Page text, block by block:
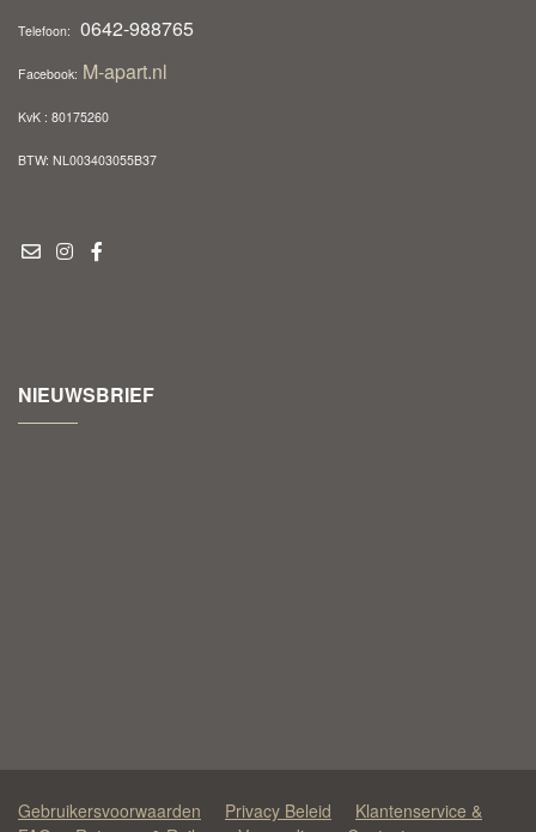
Telefoon: 0642-988765
Facebook: M-apart.nl
KvK : 80175260
BTW: NL003403055B37
NIEUWSBRIEF
Gebruikersvoorwaarden Privacy Beleid
Klantenservice &